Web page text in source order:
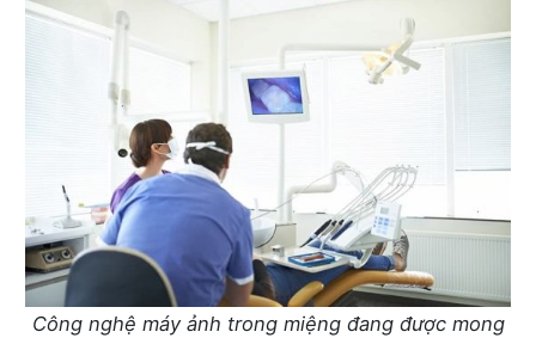
Công nghệ máy ảnh trong miệng đang được mong